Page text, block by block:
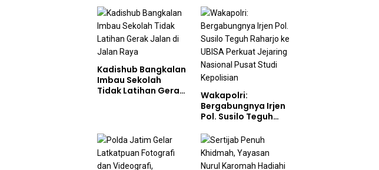
Gizi dan
Pengelolaan Limbah
Berjalan Optimal
Karakter Siswa
Sekolah Rakyat
Kadishub Bangkalan
Imbau Sekolah
Tidak Latihan Gerak
Wakapolri:
Bergabungnya Irjen
Pol. Susilo Teguh
Perkuat Jejaring
Nasional Pusat
Studi Kepolisian